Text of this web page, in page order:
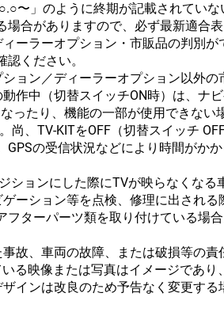
〜」のように終期が記載されてい
合がありますので、必ず最新適合表
ーラーオプション・市販品の判別
ください。
ョン／ディーラーオプション以外の
作中（切替スイッチON時）は、ナ
ったり、機能の一部が使用できな
尚、TV-KITをOFF（切替スイッチ
GPSの受信状況などにより時間がか
ションにした際にTVが映らなくなる
ーション等を点検、修理に出され
フターパーツ類を取り付けている場
故、車両の故障、または破損等の責
る映像または写真はイメージであり
インは改良のため予告なく変更する